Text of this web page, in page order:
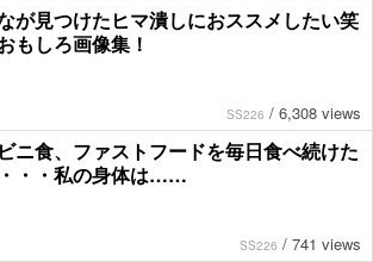
が見つけたヒマ潰しにおススメしたい笑
もしろ画像集！
SS226 / 6,308 views
ニ食、ファストフードを毎日食べ続けた
・・私の身体は……
SS226 / 741 views